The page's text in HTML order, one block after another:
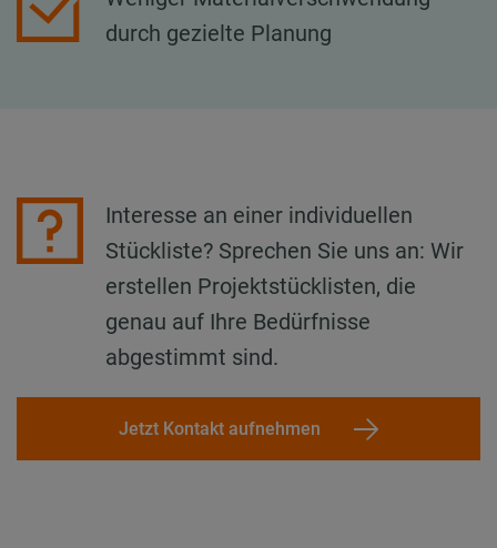
durch gezielte Planung
Interesse an einer individuellen
Stückliste? Sprechen Sie uns an: Wir
erstellen Projektstücklisten, die
genau auf Ihre Bedürfnisse
abgestimmt sind.
Jetzt Kontakt aufnehmen